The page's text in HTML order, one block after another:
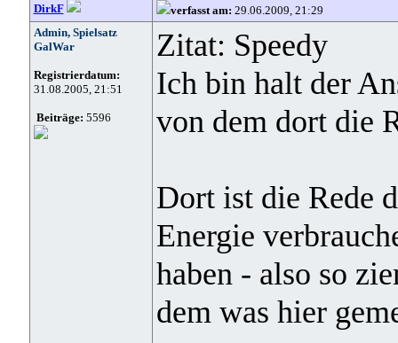
DirkF verfasst am: 29.06.2009, 21:29
Admin, Spielsatz
GalWar
Registrierdatum:
31.08.2005, 21:51
Beiträge: 5596
Zitat: Speedy
Ich bin halt der
von dem dort die
Dort ist die Rede
Energie
haben - also so
dem was hier